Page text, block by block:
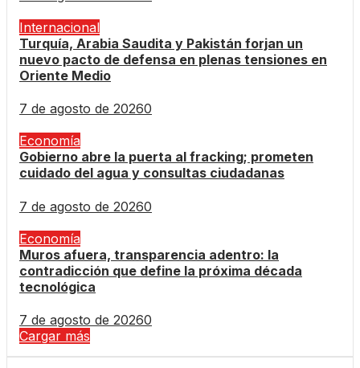
Internacional
Turquía, Arabia Saudita y Pakistán forjan un
nuevo pacto de defensa en plenas tensiones en
Oriente Medio
7 de agosto de 20260
Economía
Gobierno abre la puerta al fracking; prometen
cuidado del agua y consultas ciudadanas
7 de agosto de 20260
Economía
Muros afuera, transparencia adentro: la
contradicción que define la próxima década
tecnológica
7 de agosto de 20260
Cargar más